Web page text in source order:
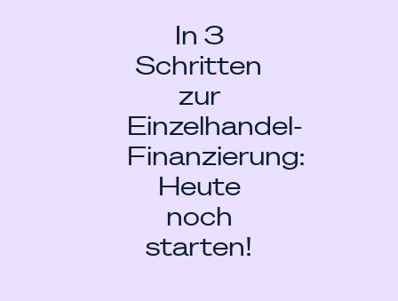
In 3
Schritten
zur
Einzelhandel-
Finanzierung:
Heute
noch
starten!